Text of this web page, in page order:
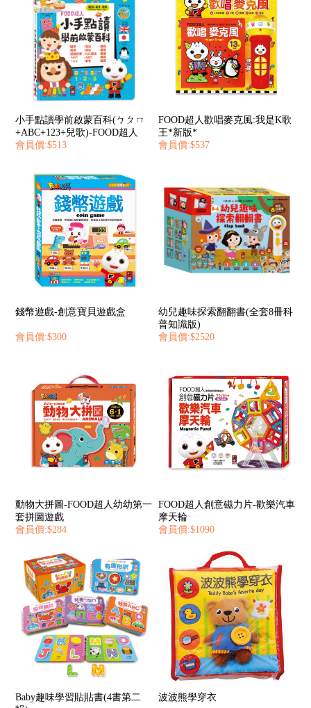
小手點讀學前啟蒙百科(ㄅㄆㄇ
+ABC+123+兒歌)-FOOD超人
會員價:$513
FOOD超人歡唱麥克風:我是K歌
王*新版*
會員價:$537
錢幣遊戲-創意寶貝遊戲盒
會員價:$300
幼兒趣味探索翻翻書(全套8冊科
普知識版)
會員價:$2520
動物大拼圖-FOOD超人幼幼第一
套拼圖遊戲
會員價:$284
FOOD超人創意磁力片-歡樂汽車
摩天輪
會員價:$1090
Baby趣味學習貼貼書(4書第二
波波熊學穿衣